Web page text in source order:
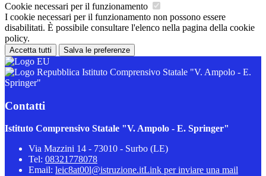
Cookie necessari per il funzionamento
I cookie necessari per il funzionamento non possono essere
disabilitati. È possibile consultare l'elenco nella pagina della cookie
policy.
Accetta tutti Salva le preferenze
Istituto Comprensivo Statale "V. Ampolo - E.
Springer"
Contatti
Istituto Comprensivo Statale "V. Ampolo - E. Springer"
Via Mazzini 14 - 73010 - Surbo (LE)
Tel: 08321778078
Email: leic8at00l@istruzione.itLink per inviare una mail